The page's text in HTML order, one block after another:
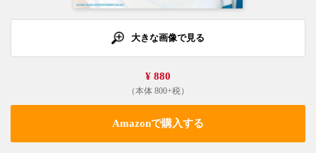
大きな画像で見る
¥ 880
（本体 800+税）
Amazonで購入する